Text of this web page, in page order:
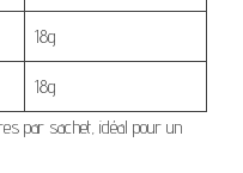
18g
18g
par sachet, idéal pour un